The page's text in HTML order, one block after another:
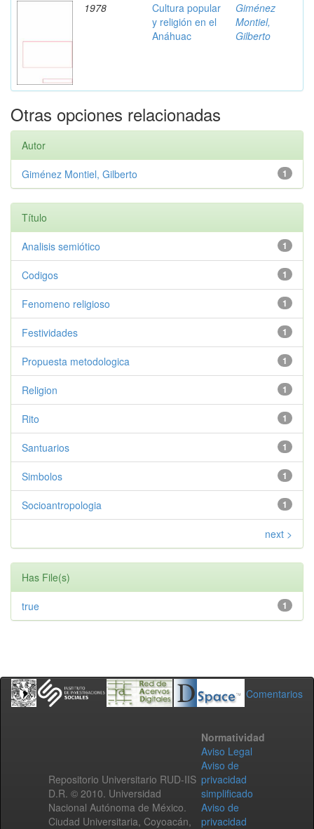
1978
Cultura popular
y religión en el
Anáhuac
Giménez
Montiel,
Gilberto
Otras opciones relacionadas
Autor
1
Giménez Montiel, Gilberto
Título
1
Analisis semiótico
1
Codigos
1
Fenomeno religioso
1
Festividades
1
Propuesta metodologica
1
Religion
1
Rito
1
Santuarios
1
Simbolos
1
Socioantropologia
next >
Has File(s)
1
true
Comentarios
Repositorio Universitario RUD-IIS
D.R. © 2010. Universidad
Nacional Autónoma de México.
Ciudad Universitaria, Coyoacán,
Normatividad
Aviso Legal
Aviso de
privacidad
simplificado
Aviso de
privacidad